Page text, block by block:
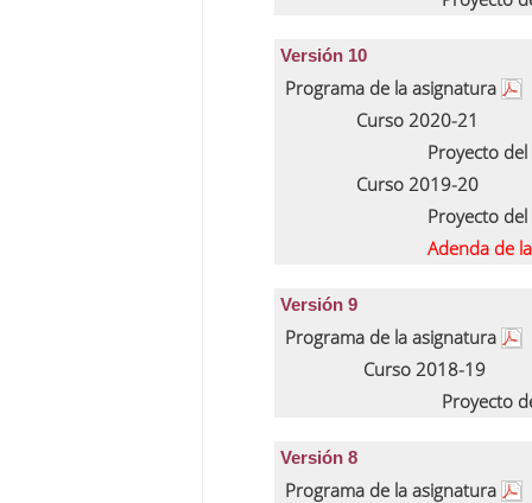
Versión 10
Programa de la asignatura
Curso 2020-21
Proyecto
Curso 2019-20
Proyecto
Adenda de
Versión 9
Programa de la asignatura
Curso 2018-19
Proyecto
Versión 8
Programa de la asignatura